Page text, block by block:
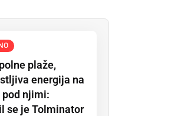
plaže,
energija na
pod njimi:
se je Tolminator